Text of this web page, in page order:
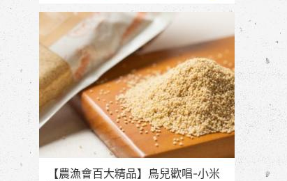
【農漁會百大精品】鳥兒歡唱-小米